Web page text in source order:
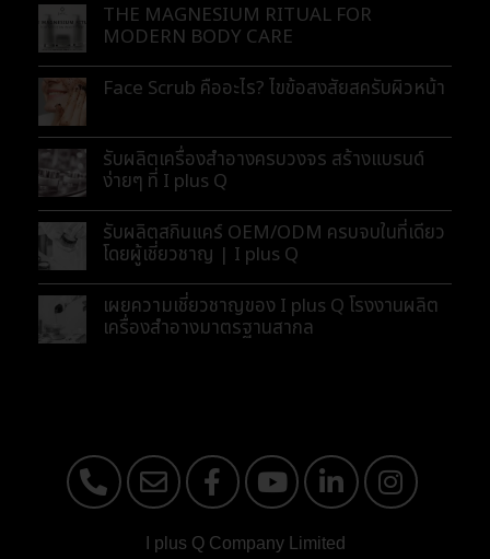
THE MAGNESIUM RITUAL FOR
MODERN BODY CARE
Face Scrub คืออะไร? ไขข้อสงสัยสครับผิวหน้า
รับผลิตเครื่องสำอางครบวงจร สร้างแบรนด์
ง่ายๆ ที่ I plus Q
รับผลิตสกินแคร์ OEM/ODM ครบจบในที่เดียว
โดยผู้เชี่ยวชาญ | I plus Q
เผยความเชี่ยวชาญของ I plus Q โรงงานผลิต
เครื่องสำอางมาตรฐานสากล
I plus Q Company Limited